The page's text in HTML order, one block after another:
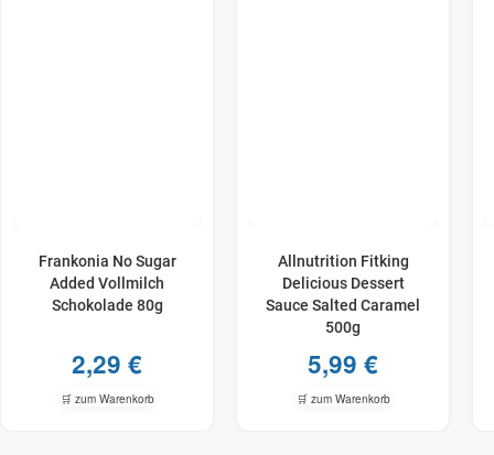
Frankonia No Sugar
Added Vollmilch
Schokolade 80g
2,29 €
🛒 zum Warenkorb
Allnutrition Fitking
Delicious Dessert
Sauce Salted Caramel
500g
5,99 €
🛒 zum Warenkorb